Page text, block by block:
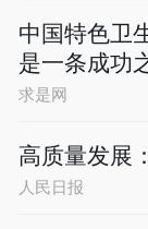
中国特色卫
是一条成功
求是网
高质量发展
人民日报